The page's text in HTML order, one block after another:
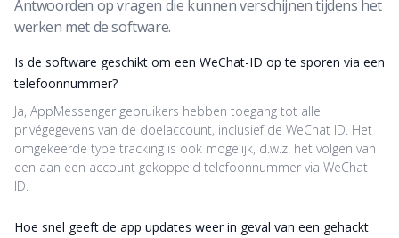
Antwoorden op vragen die kunnen verschijnen tijdens het
werken met de software.
Is de software geschikt om een WeChat-ID op te sporen via een
telefoonnummer?
Ja, AppMessenger gebruikers hebben toegang tot alle
privégegevens van de doelaccount, inclusief de WeChat ID. Het
omgekeerde type tracking is ook mogelijk, d.w.z. het volgen van
een aan een account gekoppeld telefoonnummer via WeChat
ID.
Hoe snel geeft de app updates weer in geval van een gehackt